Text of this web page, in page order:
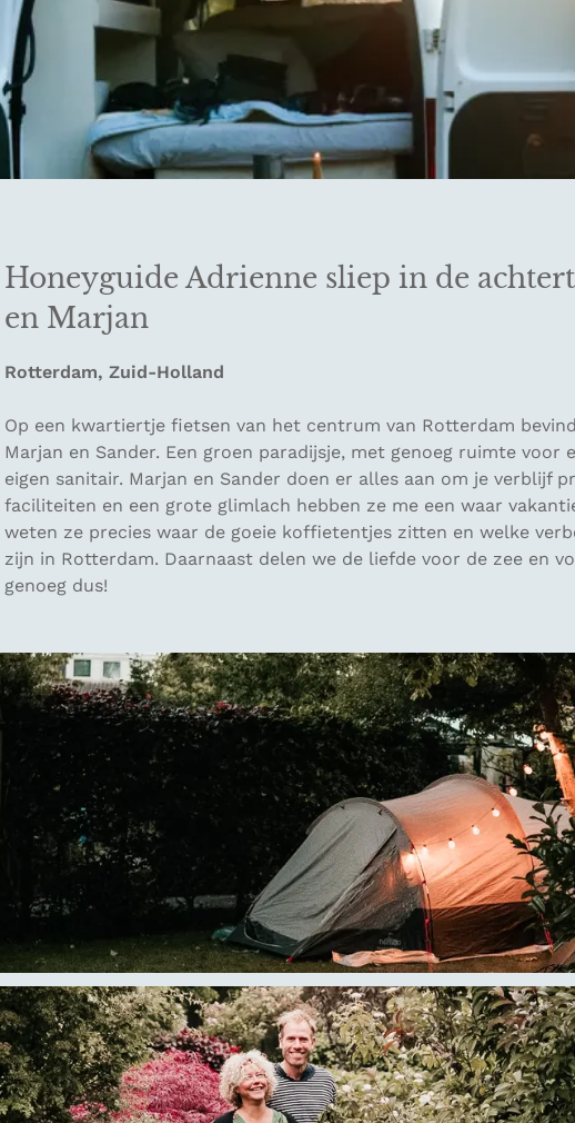
Honeyguide Adrienne sliep in de
en Marjan
Rotterdam, Zuid-Holland
Op een kwartiertje fietsen van het centrum van Rotterdam
Marjan en Sander. Een groen paradijsje, met genoeg ruimte voor
eigen sanitair. Marjan en Sander doen er alles aan om je verblijf
faciliteiten en een grote glimlach hebben ze me een waar
weten ze precies waar de goeie koffietentjes zitten en welke
zijn in Rotterdam. Daarnaast delen we de liefde voor de zee en
genoeg dus!